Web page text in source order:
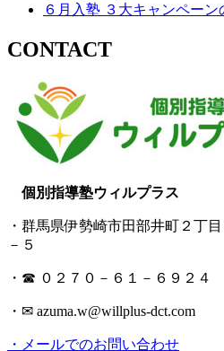
６月入塾 ３大キャンペーン
CONTACT
個別指導塾ウィルプラス
・群馬県伊勢崎市田部井町２丁
－５
・☎ ０２７０－６１－６９２４
・✉ azuma.w@willplus-dct.com
・メールでのお問い合わせ